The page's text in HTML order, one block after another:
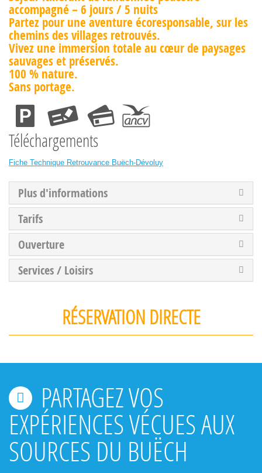
accompagné – 6 jours / 5 nuits
Partez pour une aventure écoresponsable, sur les
chemins des villages retrouvés.
Vivez une immersion totale au cœur de paysages
sauvages et préservés.
100 % nature.
Sans portage.
Téléchargements
Fiche Technique Retrouvance Buëch-Dévoluy
Plus d'informations
Tarifs
Ouverture
Services / Loisirs
RÉSERVATION DIRECTE
PARTAGEZ VOS
EXPÉRIENCES VÉCUES AUX
SOURCES DU BUËCH